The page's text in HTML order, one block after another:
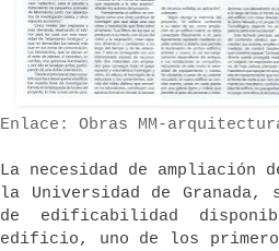
Enlace: Obras MM-
La necesidad de ampliación
la Universidad de
de edificabilidad
edificio, uno de los